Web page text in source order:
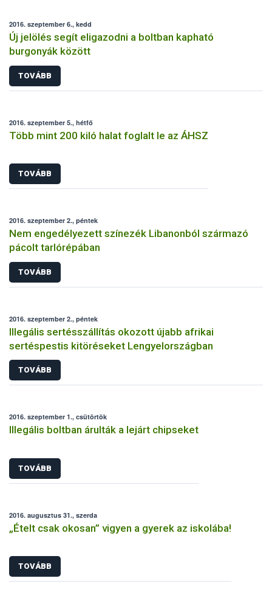
2016. szeptember 6., kedd
Új jelölés segít eligazodni a boltban kapható
burgonyák között
TOVÁBB
2016. szeptember 5., hétfő
Több mint 200 kiló halat foglalt le az ÁHSZ
TOVÁBB
2016. szeptember 2., péntek
Nem engedélyezett színezék Libanonból származó
pácolt tarlórépában
TOVÁBB
2016. szeptember 2., péntek
Illegális sertésszállítás okozott újabb afrikai
sertéspestis kitöréseket Lengyelországban
TOVÁBB
2016. szeptember 1., csütörtök
Illegális boltban árulták a lejárt chipseket
TOVÁBB
2016. augusztus 31., szerda
„Ételt csak okosan” vigyen a gyerek az iskolába!
TOVÁBB